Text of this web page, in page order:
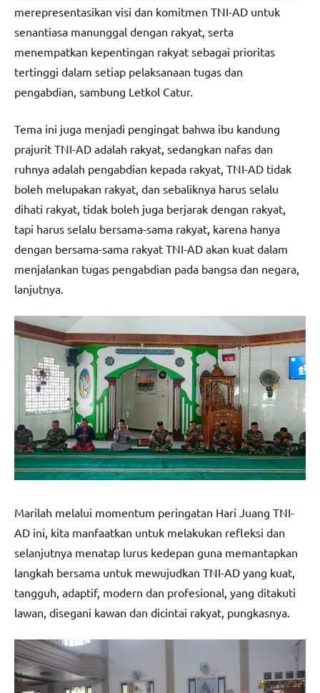
merepresentasikan visi dan komitmen TNI-AD untuk
senantiasa manunggal dengan rakyat, serta
menempatkan kepentingan rakyat sebagai prioritas
tertinggi dalam setiap pelaksanaan tugas dan
pengabdian, sambung Letkol Catur.
Tema ini juga menjadi pengingat bahwa ibu kandung
prajurit TNI-AD adalah rakyat, sedangkan nafas dan
ruhnya adalah pengabdian kepada rakyat, TNI-AD tidak
boleh melupakan rakyat, dan sebaliknya harus selalu
dihati rakyat, tidak boleh juga berjarak dengan rakyat,
tapi harus selalu bersama-sama rakyat, karena hanya
dengan bersama-sama rakyat TNI-AD akan kuat dalam
menjalankan tugas pengabdian pada bangsa dan negara,
lanjutnya.
Marilah melalui momentum peringatan Hari Juang TNI-
AD ini, kita manfaatkan untuk melakukan refleksi dan
selanjutnya menatap lurus kedepan guna memantapkan
langkah bersama untuk mewujudkan TNI-AD yang kuat,
tangguh, adaptif, modern dan profesional, yang ditakuti
lawan, disegani kawan dan dicintai rakyat, pungkasnya.